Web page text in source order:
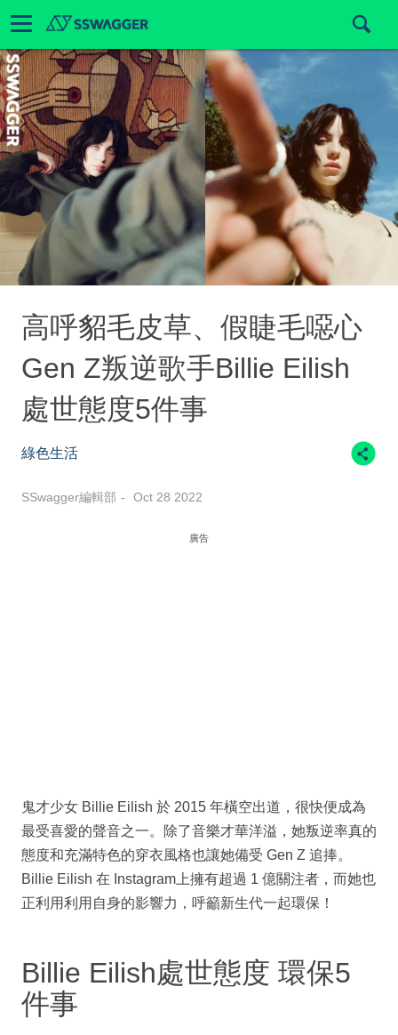
高呼貂毛皮草、假睫毛噁心
Gen Z叛逆歌手Billie Eilish
處世態度5件事
綠色生活
SSwagger編輯部 Oct 28 2022
廣告
鬼才少女 Billie Eilish 於 2015 年橫空出道，很快便成為
最受喜愛的聲音之一。除了音樂才華洋溢，她叛逆率真的
態度和充滿特色的穿衣風格也讓她備受 Gen Z 追捧。
Billie Eilish 在 Instagram上擁有超過 1 億關注者，而她也
正利用利用自身的影響力，呼籲新生代一起環保！
Billie Eilish處世態度 環保5
件事